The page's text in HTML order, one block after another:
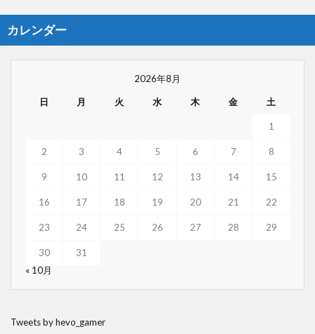
カレンダー
2026年8月
日 月 火 水 木 金 土
1
2 3 4 5 6 7 8
9 10 11 12 13 14 15
16 17 18 19 20 21 22
23 24 25 26 27 28 29
30
31
« 10月
Tweets by hevo_gamer